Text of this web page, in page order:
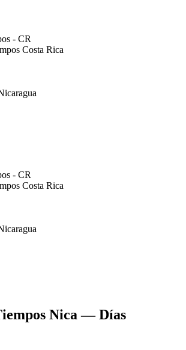
- CR
- CR
Nica — Días